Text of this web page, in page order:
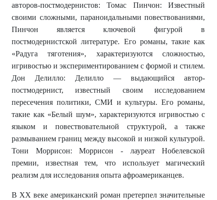
авторов-постмодернистов: Томас Пинчон: Известный
своими сложными, параноидальными повествованиями,
Пинчон является ключевой фигурой в
постмодернистской литературе. Его романы, такие как
«Радуга тяготения», характеризуются сложностью,
игривостью и экспериментированием с формой и стилем.
Дон Делилло: Делилло — выдающийся автор-
постмодернист, известный своим исследованием
пересечения политики, СМИ и культуры. Его романы,
такие как «Белый шум», характеризуются игривостью с
языком и повествовательной структурой, а также
размыванием границ между высокой и низкой культурой.
Тони Моррисон: Моррисон - лауреат Нобелевской
премии, известная тем, что использует магический
реализм для исследования опыта афроамериканцев.
В XX веке американский роман претерпел значительные